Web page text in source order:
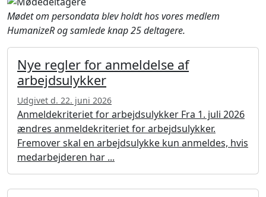
Mødet om persondata blev holdt hos vores medlem
HumanizeR og samlede knap 25 deltagere.
Nye regler for anmeldelse af
arbejdsulykker
Udgivet d. 22. juni 2026
Anmeldekriteriet for arbejdsulykker Fra 1. juli 2026
ændres anmeldekriteriet for arbejdsulykker.
Fremover skal en arbejdsulykke kun anmeldes, hvis
medarbejderen har ...